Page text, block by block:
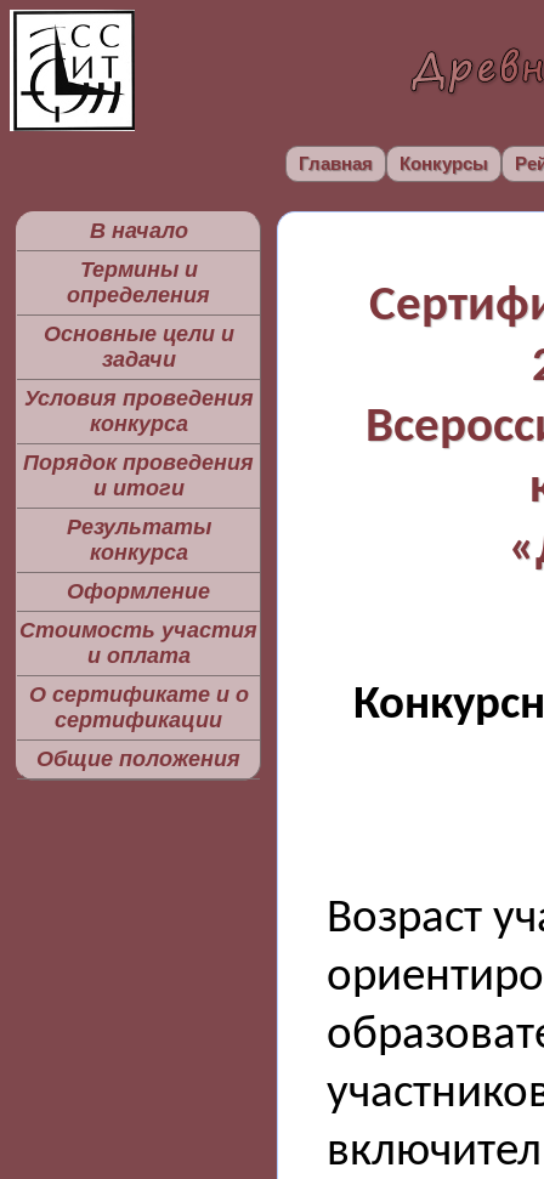
Главная Конкурсы
В начало
Термины и
определения
Основные цели и
задачи
Условия проведения
конкурса
Порядок проведения
и итоги
Результаты
конкурса
Оформление
Стоимость участия
и оплата
О сертификате и о
сертификации
Общие положения
Возраст